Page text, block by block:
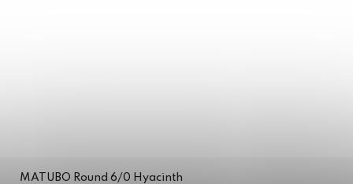
MATUBO Round 6/0 Hyacinth